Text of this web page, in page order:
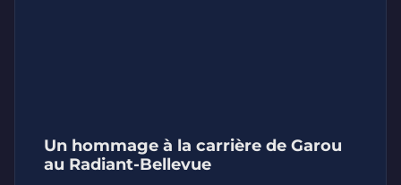
Un hommage à la carrière de Garou
au Radiant-Bellevue